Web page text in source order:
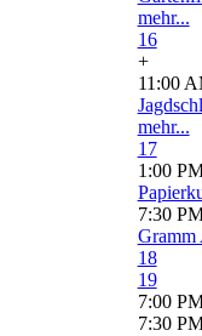
mehr...
16
+
11:00
mehr...
17
1:00
7:30
Gramm
18
19
7:00
7:30